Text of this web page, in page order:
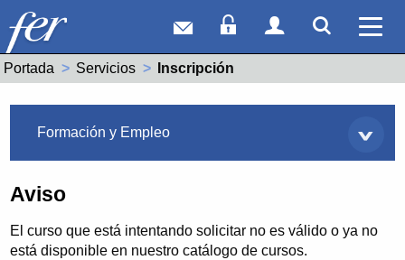
Correo webAcceso Socios
Acceso
Portada Servicios Actual:
Inscripción
Formación y Empleo
Aviso
El curso que está intentando solicitar no es válido o ya no
está disponible en nuestro catálogo de cursos.